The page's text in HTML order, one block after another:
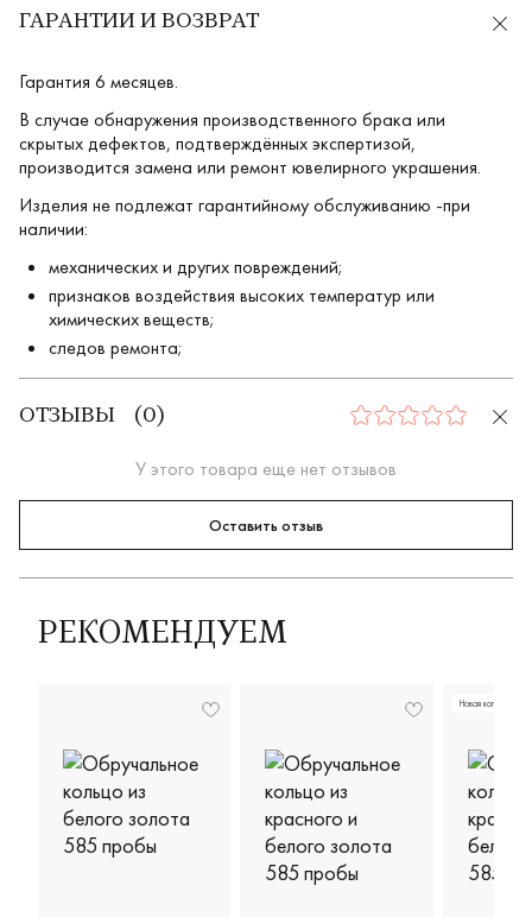
ГАРАНТИИ И ВОЗВРАТ
Гарантия 6 месяцев.
В случае обнаружения производственного брака или
скрытых дефектов, подтверждённых экспертизой,
производится замена или ремонт ювелирного украшения.
Изделия не подлежат гарантийному обслуживанию -при
наличии:
механических и других повреждений;
признаков воздействия высоких температур или
химических веществ;
следов ремонта;
ОТЗЫВЫ ( 0) 0
У этого товара еще нет отзывов
Оставить отзыв
РЕКОМЕНДУЕМ
Новая коллекция